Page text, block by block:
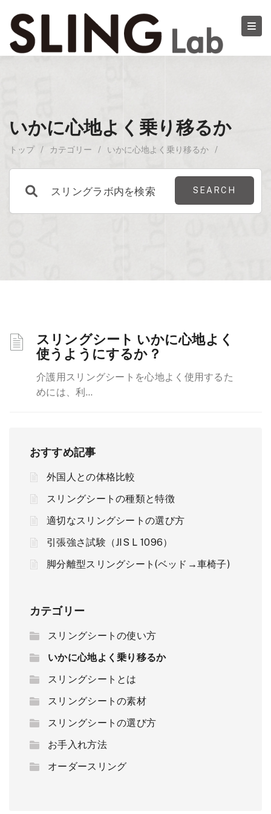
いかに心地よく乗り移るか
トップ / カテゴリー / いかに心地よく乗り移るか /
スリングシート いかに心地よく
使うようにするか？
介護用スリングシートを心地よく使用するた
めには、利...
おすすめ記事
外国人との体格比較
スリングシートの種類と特徴
適切なスリングシートの選び方
引張強さ試験（JIS L 1096）
脚分離型スリングシート(ベッド→車椅子)
カテゴリー
スリングシートの使い方
いかに心地よく乗り移るか
スリングシートとは
スリングシートの素材
スリングシートの選び方
お手入れ方法
オーダースリング